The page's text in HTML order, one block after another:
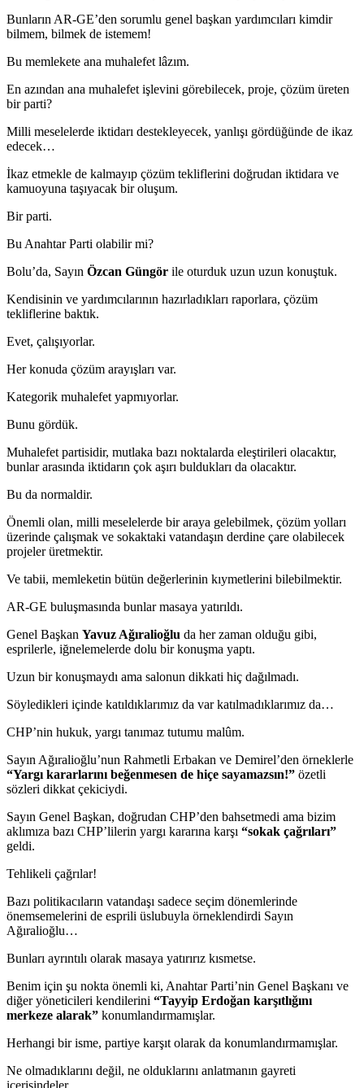
Bunların AR-GE’den sorumlu genel başkan yardımcıları kimdir
bilmem, bilmek de istemem!
Bu memlekete ana muhalefet lâzım.
En azından ana muhalefet işlevini görebilecek, proje, çözüm üreten
bir parti?
Milli meselelerde iktidarı destekleyecek, yanlışı gördüğünde de ikaz
edecek…
İkaz etmekle de kalmayıp çözüm tekliflerini doğrudan iktidara ve
kamuoyuna taşıyacak bir oluşum.
Bir parti.
Bu Anahtar Parti olabilir mi?
Bolu’da, Sayın Özcan Güngör ile oturduk uzun uzun konuştuk.
Kendisinin ve yardımcılarının hazırladıkları raporlara, çözüm
tekliflerine baktık.
Evet, çalışıyorlar.
Her konuda çözüm arayışları var.
Kategorik muhalefet yapmıyorlar.
Bunu gördük.
Muhalefet partisidir, mutlaka bazı noktalarda eleştirileri olacaktır,
bunlar arasında iktidarın çok aşırı buldukları da olacaktır.
Bu da normaldir.
Önemli olan, milli meselelerde bir araya gelebilmek, çözüm yolları
üzerinde çalışmak ve sokaktaki vatandaşın derdine çare olabilecek
projeler üretmektir.
Ve tabii, memleketin bütün değerlerinin kıymetlerini bilebilmektir.
AR-GE buluşmasında bunlar masaya yatırıldı.
Genel Başkan Yavuz Ağıralioğlu da her zaman olduğu gibi,
esprilerle, iğnelemelerde dolu bir konuşma yaptı.
Uzun bir konuşmaydı ama salonun dikkati hiç dağılmadı.
Söyledikleri içinde katıldıklarımız da var katılmadıklarımız da…
CHP’nin hukuk, yargı tanımaz tutumu malûm.
Sayın Ağıralioğlu’nun Rahmetli Erbakan ve Demirel’den örneklerle
“Yargı kararlarını beğenmesen de hiçe sayamazsın!” özetli
sözleri dikkat çekiciydi.
Sayın Genel Başkan, doğrudan CHP’den bahsetmedi ama bizim
aklımıza bazı CHP’lilerin yargı kararına karşı “sokak çağrıları”
geldi.
Tehlikeli çağrılar!
Bazı politikacıların vatandaşı sadece seçim dönemlerinde
önemsemelerini de esprili üslubuyla örneklendirdi Sayın
Ağıralioğlu…
Bunları ayrıntılı olarak masaya yatırırız kısmetse.
Benim için şu nokta önemli ki, Anahtar Parti’nin Genel Başkanı ve
diğer yöneticileri kendilerini “Tayyip Erdoğan karşıtlığını
merkeze alarak” konumlandırmamışlar.
Herhangi bir isme, partiye karşıt olarak da konumlandırmamışlar.
Ne olmadıklarını değil, ne olduklarını anlatmanın gayreti